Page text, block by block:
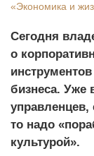
«Экономика и
Сегодня
о
бизнеса. Уже
управленцев,
то надо
культурой».